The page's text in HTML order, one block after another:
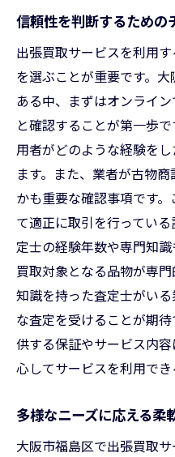
信頼性を判断するための
出張買取サービスを利用
を選ぶことが重要です。
ある中、まずはオンライ
と確認することが第一歩
用者がどのような経験を
ます。また、業者が古物
かも重要な確認事項です
て適正に取引を行ってい
定士の経験年数や専門知識
買取対象となる品物が専
知識を持った査定士がい
な査定を受けることが期
供する保証やサービス内
心してサービスを利用でき
多様なニーズに応える柔
大阪市福島区で出張買取